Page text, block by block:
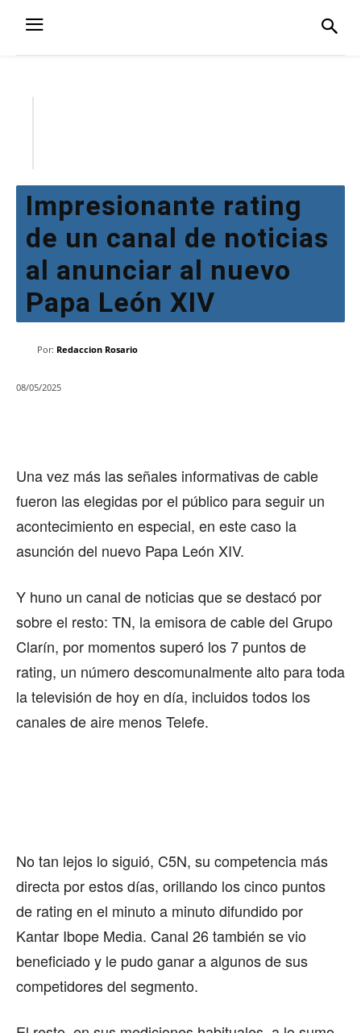
Impresionante rating
de un canal de noticias
al anunciar al nuevo
Papa León XIV
Por: Redaccion Rosario
08/05/2025
Una vez más las señales informativas de cable
fueron las elegidas por el público para seguir un
acontecimiento en especial, en este caso la
asunción del nuevo Papa León XIV.
Y huno un canal de noticias que se destacó por
sobre el resto: TN, la emisora de cable del Grupo
Clarín, por momentos superó los 7 puntos de
rating, un número descomunalmente alto para toda
la televisión de hoy en día, incluidos todos los
canales de aire menos Telefe.
No tan lejos lo siguió, C5N, su competencia más
directa por estos días, orillando los cinco puntos
de rating en el minuto a minuto difundido por
Kantar Ibope Media. Canal 26 también se vio
beneficiado y le pudo ganar a algunos de sus
competidores del segmento.